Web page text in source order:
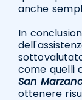
anche
In
come quelli
San
ottenere